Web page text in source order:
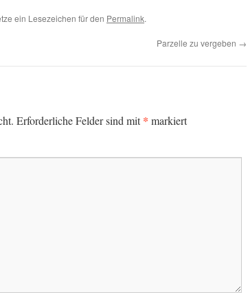
ein Lesezeichen für den Permalink.
Parzelle zu vergeben →
Erforderliche Felder sind mit* markiert